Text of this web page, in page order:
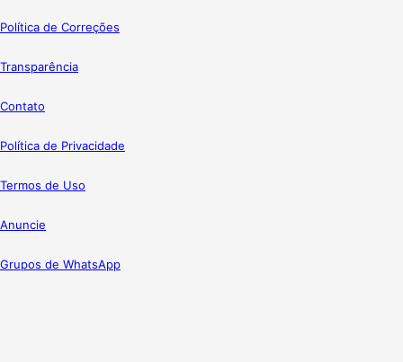
Política de Correções
Transparência
Contato
Política de Privacidade
Termos de Uso
Anuncie
Grupos de WhatsApp